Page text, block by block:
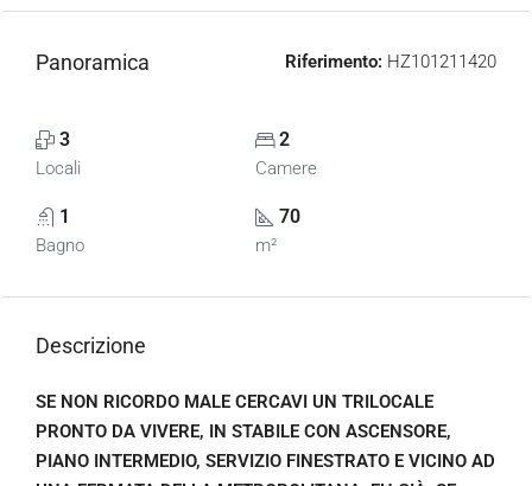
Panoramica Riferimento: HZ101211420
3
Locali
2
Camere
1
Bagno
70
m²
Descrizione
SE NON RICORDO MALE CERCAVI UN TRILOCALE
PRONTO DA VIVERE, IN STABILE CON ASCENSORE,
PIANO INTERMEDIO, SERVIZIO FINESTRATO E VICINO AD